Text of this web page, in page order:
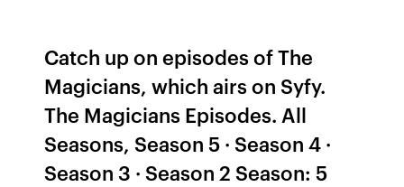
Catch up on episodes of The
Magicians, which airs on Syfy.
The Magicians Episodes. All
Seasons, Season 5 · Season 4 ·
Season 3 · Season 2 Season: 5